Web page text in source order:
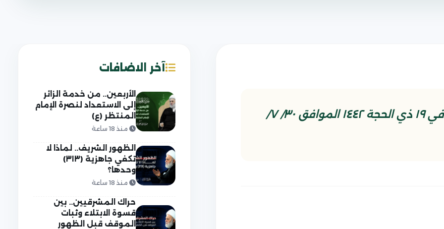
مقتطع من حديث الجمعة الديني في ١٩ ذي الحجة ١٤٤٢ الموافق ٣٠/ ٧/
آخر الاضافات
الأربعين.. من خدمة الزائر
إلى الاستعداد لنصرة الإمام
المنتظر (ع)
منذ 18 ساعة
الظهور الشريف.. لماذا لا
تكفي جاهزية (٣١٣)
وحدها؟
منذ 18 ساعة
حراك المشرقيين.. بين
قسوة الابتلاء وثبات
الموقف قبل الظهور